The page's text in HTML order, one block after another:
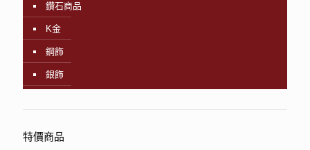
鑽石商品
K金
鋼飾
銀飾
特價商品